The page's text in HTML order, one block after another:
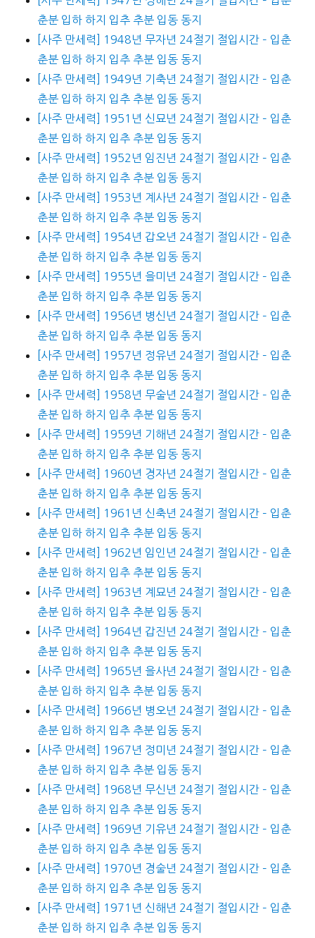
춘분 입하 하지 입추 추분 입동 동지
[사주 만세력] 1948년 무자년 24절기 절입시간 – 입춘
춘분 입하 하지 입추 추분 입동 동지
[사주 만세력] 1949년 기축년 24절기 절입시간 – 입춘
춘분 입하 하지 입추 추분 입동 동지
[사주 만세력] 1951년 신묘년 24절기 절입시간 – 입춘
춘분 입하 하지 입추 추분 입동 동지
[사주 만세력] 1952년 임진년 24절기 절입시간 – 입춘
춘분 입하 하지 입추 추분 입동 동지
[사주 만세력] 1953년 계사년 24절기 절입시간 – 입춘
춘분 입하 하지 입추 추분 입동 동지
[사주 만세력] 1954년 갑오년 24절기 절입시간 – 입춘
춘분 입하 하지 입추 추분 입동 동지
[사주 만세력] 1955년 을미년 24절기 절입시간 – 입춘
춘분 입하 하지 입추 추분 입동 동지
[사주 만세력] 1956년 병신년 24절기 절입시간 – 입춘
춘분 입하 하지 입추 추분 입동 동지
[사주 만세력] 1957년 정유년 24절기 절입시간 – 입춘
춘분 입하 하지 입추 추분 입동 동지
[사주 만세력] 1958년 무술년 24절기 절입시간 – 입춘
춘분 입하 하지 입추 추분 입동 동지
[사주 만세력] 1959년 기해년 24절기 절입시간 – 입춘
춘분 입하 하지 입추 추분 입동 동지
[사주 만세력] 1960년 경자년 24절기 절입시간 – 입춘
춘분 입하 하지 입추 추분 입동 동지
[사주 만세력] 1961년 신축년 24절기 절입시간 – 입춘
춘분 입하 하지 입추 추분 입동 동지
[사주 만세력] 1962년 임인년 24절기 절입시간 – 입춘
춘분 입하 하지 입추 추분 입동 동지
[사주 만세력] 1963년 계묘년 24절기 절입시간 – 입춘
춘분 입하 하지 입추 추분 입동 동지
[사주 만세력] 1964년 갑진년 24절기 절입시간 – 입춘
춘분 입하 하지 입추 추분 입동 동지
[사주 만세력] 1965년 을사년 24절기 절입시간 – 입춘
춘분 입하 하지 입추 추분 입동 동지
[사주 만세력] 1966년 병오년 24절기 절입시간 – 입춘
춘분 입하 하지 입추 추분 입동 동지
[사주 만세력] 1967년 정미년 24절기 절입시간 – 입춘
춘분 입하 하지 입추 추분 입동 동지
[사주 만세력] 1968년 무신년 24절기 절입시간 – 입춘
춘분 입하 하지 입추 추분 입동 동지
[사주 만세력] 1969년 기유년 24절기 절입시간 – 입춘
춘분 입하 하지 입추 추분 입동 동지
[사주 만세력] 1970년 경술년 24절기 절입시간 – 입춘
춘분 입하 하지 입추 추분 입동 동지
[사주 만세력] 1971년 신해년 24절기 절입시간 – 입춘
춘분 입하 하지 입추 추분 입동 동지